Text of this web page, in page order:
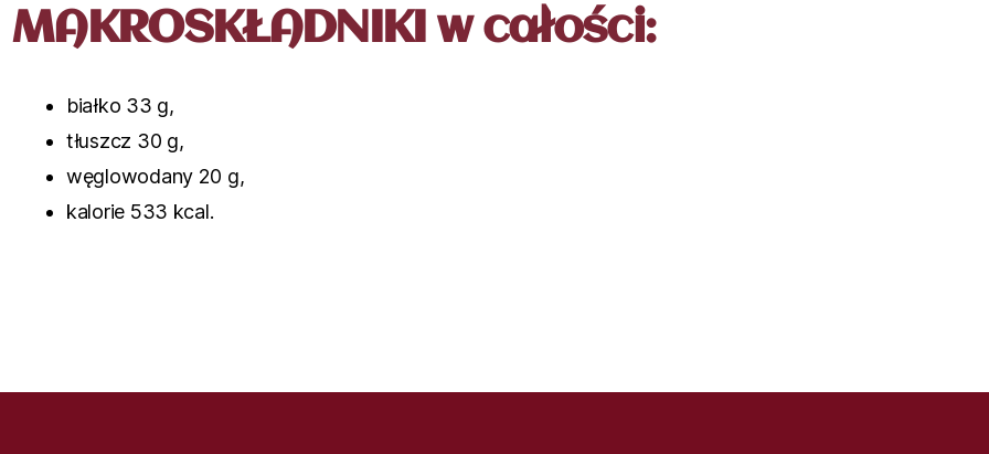
MAKROSKŁADNIKI w całości:
białko 33 g,
tłuszcz 30 g,
węglowodany 20 g,
kalorie 533 kcal.